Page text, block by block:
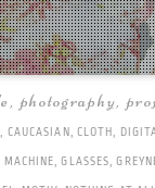
, photography,
, CAUCASIAN, CLOTH,
MACHINE,GLASSES,